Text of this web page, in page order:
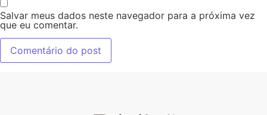
Salvar meus dados neste navegador para a próxima vez
que eu comentar.